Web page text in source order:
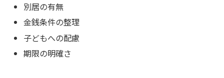
別居の有無
金銭条件の整理
子どもへの配慮
期限の明確さ